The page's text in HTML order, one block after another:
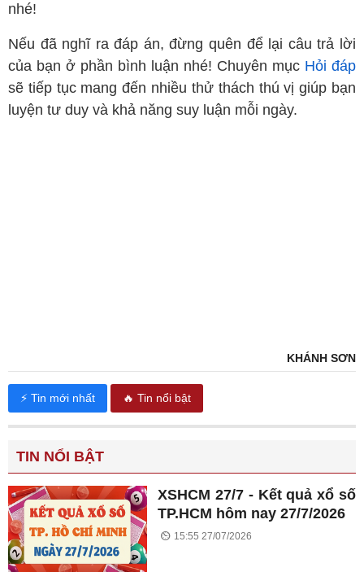
nhé!
Nếu đã nghĩ ra đáp án, đừng quên để lại câu trả lời
của bạn ở phần bình luận nhé! Chuyên mục Hỏi đáp
sẽ tiếp tục mang đến nhiều thử thách thú vị giúp bạn
luyện tư duy và khả năng suy luận mỗi ngày.
KHÁNH SƠN
⚡ Tin mới nhất 🔥 Tin nổi bật
TIN NỔI BẬT
XSHCM 27/7 - Kết quả xổ số
TP.HCM hôm nay 27/7/2026
15:55 27/07/2026